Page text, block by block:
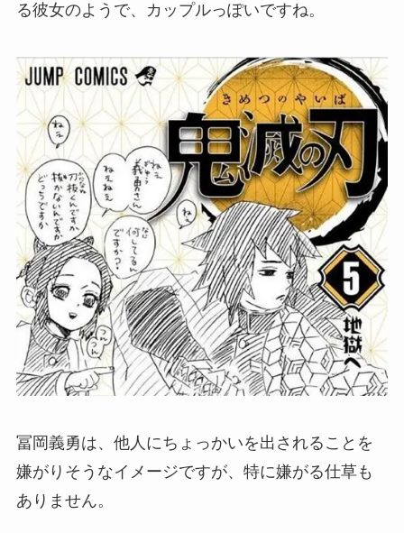
る彼女のようで、カップルっぽいですね。
冨岡義勇は、他人にちょっかいを出されることを
嫌がりそうなイメージですが、特に嫌がる仕草も
ありません。